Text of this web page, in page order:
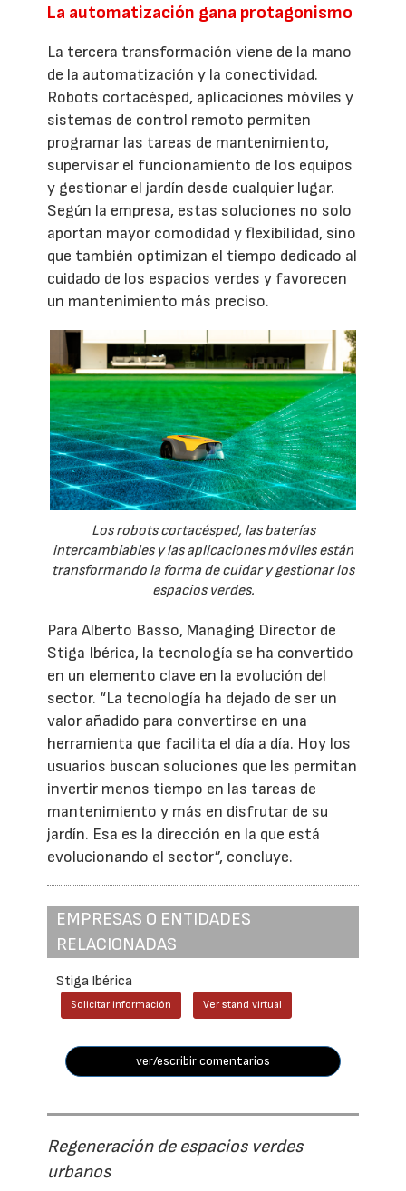
La automatización gana protagonismo
La tercera transformación viene de la mano
de la automatización y la conectividad.
Robots cortacésped, aplicaciones móviles y
sistemas de control remoto permiten
programar las tareas de mantenimiento,
supervisar el funcionamiento de los equipos
y gestionar el jardín desde cualquier lugar.
Según la empresa, estas soluciones no solo
aportan mayor comodidad y flexibilidad, sino
que también optimizan el tiempo dedicado al
cuidado de los espacios verdes y favorecen
un mantenimiento más preciso.
Los robots cortacésped, las baterías
intercambiables y las aplicaciones móviles están
transformando la forma de cuidar y gestionar los
espacios verdes.
Para Alberto Basso, Managing Director de
Stiga Ibérica, la tecnología se ha convertido
en un elemento clave en la evolución del
sector. “La tecnología ha dejado de ser un
valor añadido para convertirse en una
herramienta que facilita el día a día. Hoy los
usuarios buscan soluciones que les permitan
invertir menos tiempo en las tareas de
mantenimiento y más en disfrutar de su
jardín. Esa es la dirección en la que está
evolucionando el sector”, concluye.
EMPRESAS O ENTIDADES
RELACIONADAS
Stiga Ibérica
Solicitar información Ver stand virtual
ver/escribir comentarios
Regeneración de espacios verdes
urbanos